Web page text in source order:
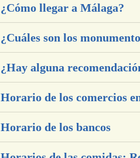
¿Cómo llegar a Málaga?
¿Cuáles son los
¿Hay alguna
Horario de los comercios
Horario de los bancos